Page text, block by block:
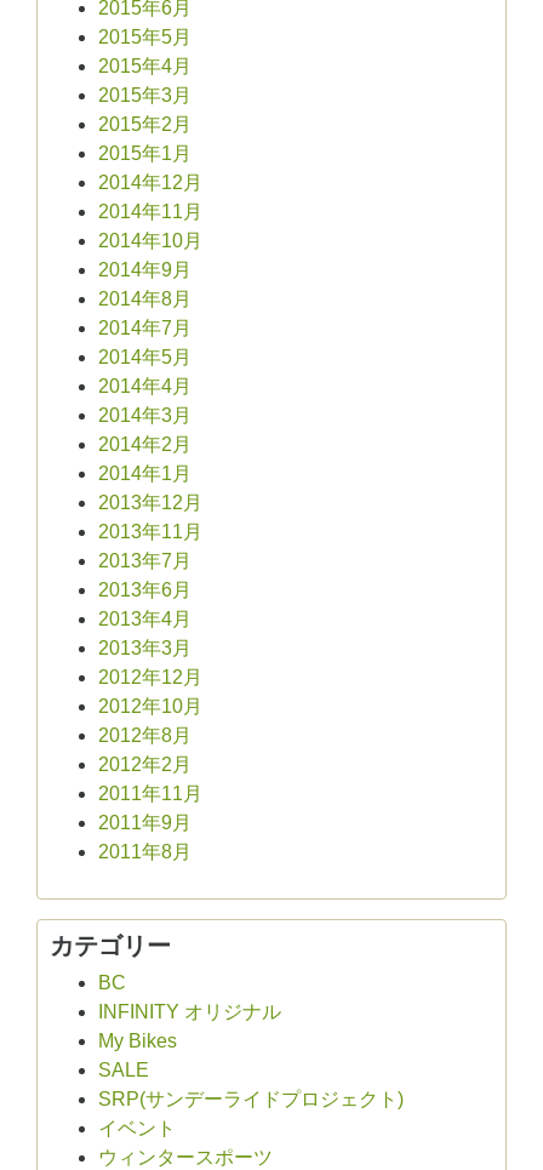
2015年6月
2015年5月
2015年4月
2015年3月
2015年2月
2015年1月
2014年12月
2014年11月
2014年10月
2014年9月
2014年8月
2014年7月
2014年5月
2014年4月
2014年3月
2014年2月
2014年1月
2013年12月
2013年11月
2013年7月
2013年6月
2013年4月
2013年3月
2012年12月
2012年10月
2012年8月
2012年2月
2011年11月
2011年9月
2011年8月
カテゴリー
BC
INFINITY オリジナル
My Bikes
SALE
SRP(サンデーライドプロジェクト)
イベント
ウィンタースポーツ